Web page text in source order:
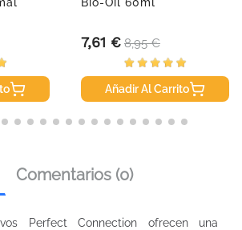
Precio
7,61 € Precio base
8,95 €
Añadir Al Carrito
Comentarios (0)
Perfect Connection ofrecen una